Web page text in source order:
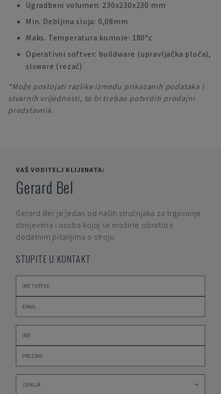
Ugradbeni volumen: 230x230x230 mm
Min. Debljina sloja: 0,08mm
Maks. Temperatura komore: 180°c
Operativni softver: buildware (upravljačka ploča),
slsware (rezač)
*Može postojati razlike između prikazanih podataka i
stvarnih vrijednosti, to bi trebao potvrditi prodajni
predstavnik.
VAŠ VODITELJ KLIJENATA:
Gerard Bel
Gerard Bel je jedan od naših stručnjaka za trgovanje
strojevima i osoba kojoj se možete obratiti s
dodatnim pitanjima o stroju.
STUPITE U KONTAKT